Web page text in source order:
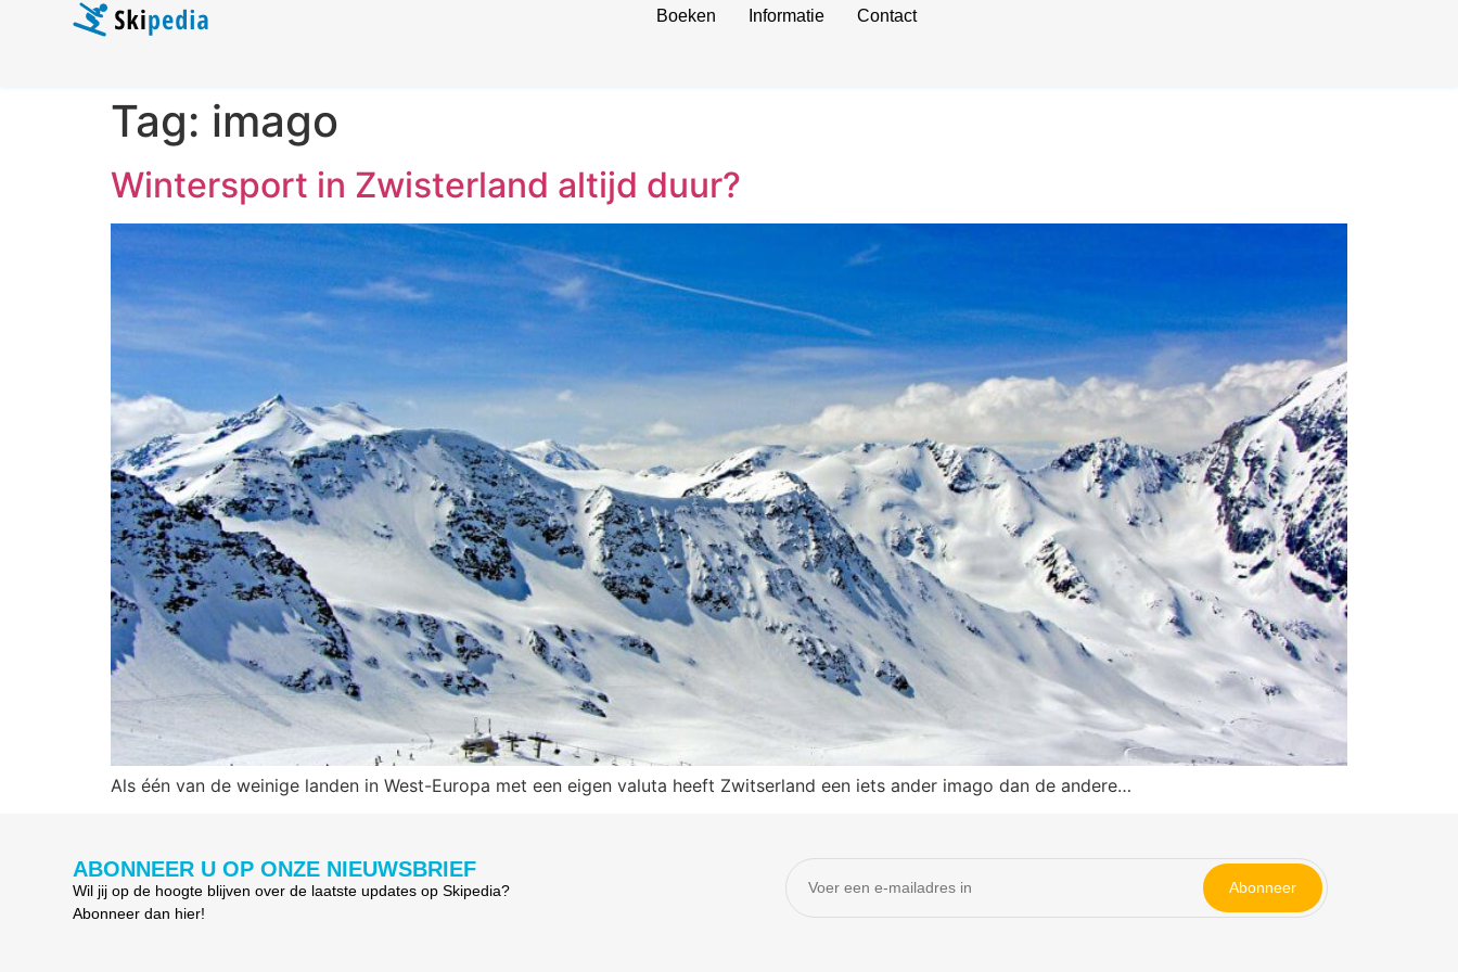
Boeken Informatie Contact
Tag: imago
Wintersport in Zwisterland altijd duur?
Als één van de weinige landen in West-Europa met een eigen valuta heeft Zwitserland een iets ander imago dan de andere…
ABONNEER U OP ONZE NIEUWSBRIEF
Wil jij op de hoogte blijven over de laatste updates op Skipedia?
Abonneer dan hier!
Abonneer